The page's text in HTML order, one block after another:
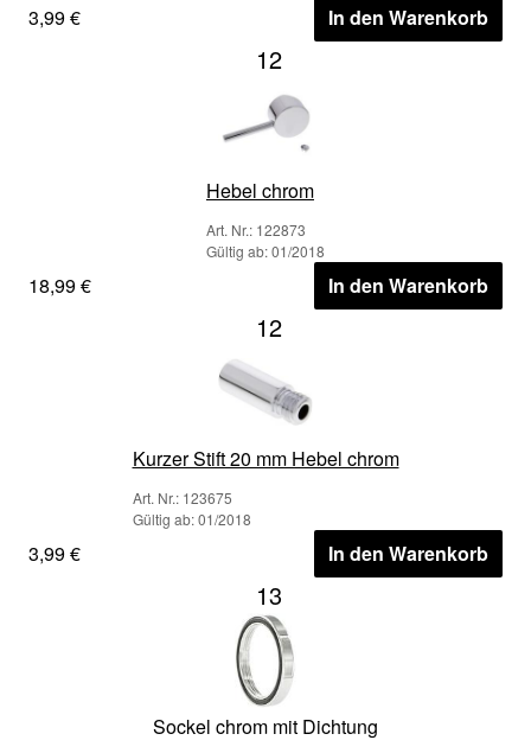
3,99 € In den Warenkorb
12
Hebel chrom
Art. Nr.: 122873
Gültig ab: 01/2018
18,99 € In den Warenkorb
12
Kurzer Stift 20 mm Hebel chrom
Art. Nr.: 123675
Gültig ab: 01/2018
3,99 € In den Warenkorb
13
Sockel chrom mit Dichtung